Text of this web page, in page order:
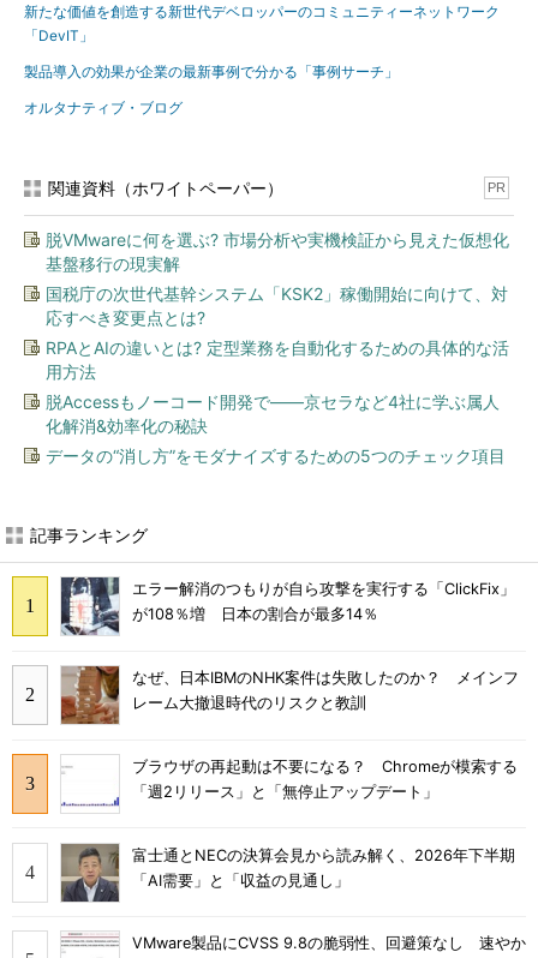
新たな価値を創造する新世代デベロッパーのコミュニティーネットワーク
「DevIT」
製品導入の効果が企業の最新事例で分かる「事例サーチ」
オルタナティブ・ブログ
関連資料（ホワイトペーパー） PR
脱VMwareに何を選ぶ? 市場分析や実機検証から見えた仮想化
基盤移行の現実解
国税庁の次世代基幹システム「KSK2」稼働開始に向けて、対
応すべき変更点とは?
RPAとAIの違いとは? 定型業務を自動化するための具体的な活
用方法
脱Accessもノーコード開発で――京セラなど4社に学ぶ属人
化解消&効率化の秘訣
データの“消し方”をモダナイズするための5つのチェック項目
記事ランキング
エラー解消のつもりが自ら攻撃を実行する「ClickFix」
が108％増 日本の割合が最多14％
なぜ、日本IBMのNHK案件は失敗したのか？ メインフ
レーム大撤退時代のリスクと教訓
ブラウザの再起動は不要になる？ Chromeが模索する
「週2リリース」と「無停止アップデート」
富士通とNECの決算会見から読み解く、2026年下半期
「AI需要」と「収益の見通し」
VMware製品にCVSS 9.8の脆弱性、回避策なし 速やか